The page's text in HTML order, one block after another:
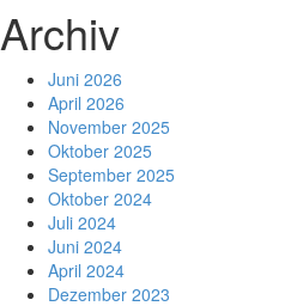
Archiv
Juni 2026
April 2026
November 2025
Oktober 2025
September 2025
Oktober 2024
Juli 2024
Juni 2024
April 2024
Dezember 2023